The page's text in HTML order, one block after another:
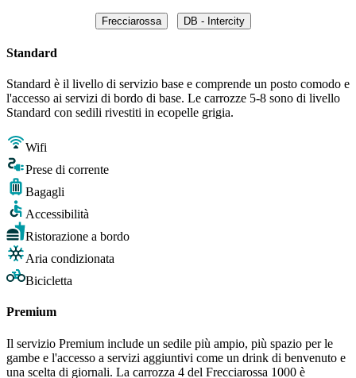
Frecciarossa DB - Intercity
Standard
Standard è il livello di servizio base e comprende un posto comodo e
l'accesso ai servizi di bordo di base. Le carrozze 5-8 sono di livello
Standard con sedili rivestiti in ecopelle grigia.
Wifi
Prese di corrente
Bagagli
Accessibilità
Ristorazione a bordo
Aria condizionata
Bicicletta
Premium
Il servizio Premium include un sedile più ampio, più spazio per le
gambe e l'accesso a servizi aggiuntivi come un drink di benvenuto e
una scelta di giornali. La carrozza 4 del Frecciarossa 1000 è